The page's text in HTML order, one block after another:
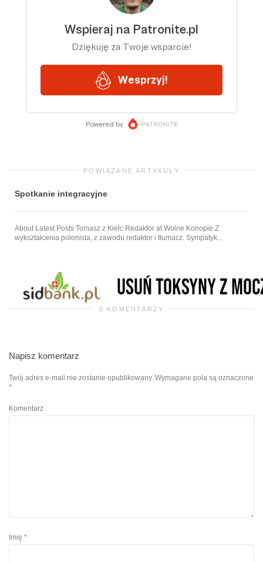
POWIĄZANE ARTYKUŁY
Spotkanie integracyjne
About Latest Posts Tomasz z Kielc Redaktor at Wolne Konopie Z
wykształcenia polonista, z zawodu redaktor i tłumacz. Sympatyk...
0 KOMENTARZY
Napisz komentarz
Twój adres e-mail nie zostanie opublikowany. Wymagane pola są oznaczone
*
Komentarz
Imię *